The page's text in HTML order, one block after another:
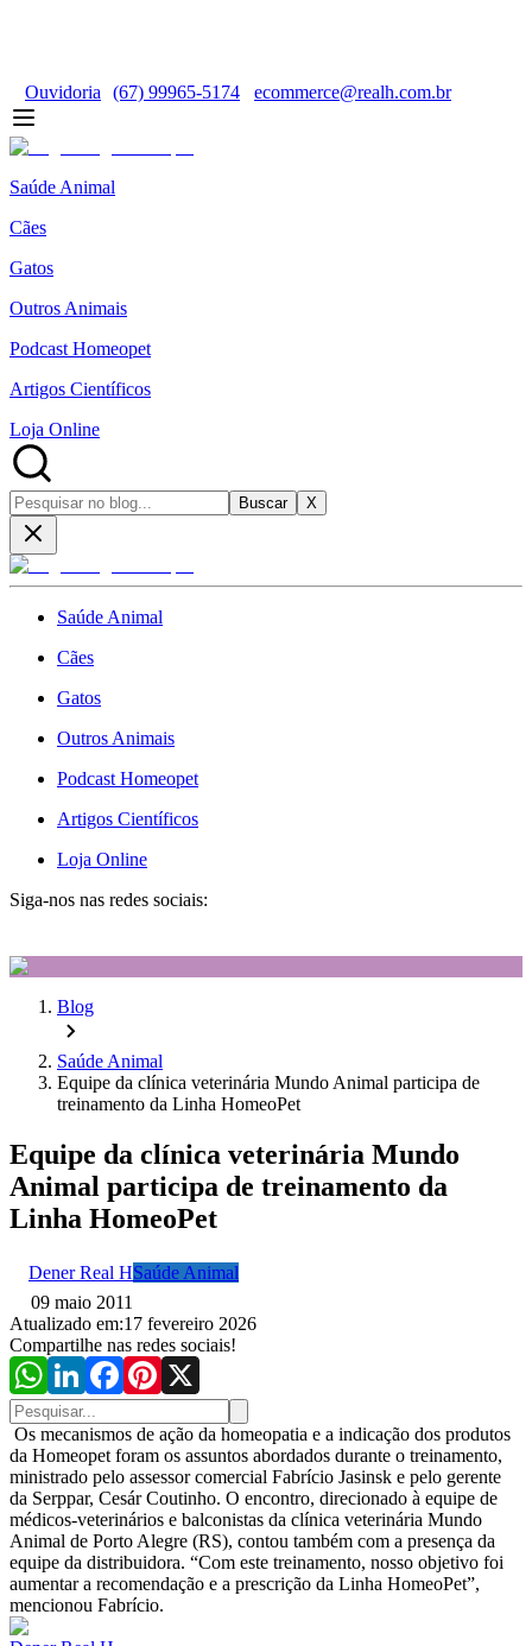
Ouvidoria (67) 99965-5174 ecommerce@realh.com.br
Saúde Animal
Cães
Gatos
Outros Animais
Podcast Homeopet
Artigos Científicos
Loja Online
Buscar X
Saúde Animal
Cães
Gatos
Outros Animais
Podcast Homeopet
Artigos Científicos
Loja Online
Siga-nos nas redes sociais:
Blog
Saúde Animal
Equipe da clínica veterinária Mundo Animal participa de
treinamento da Linha HomeoPet
Equipe da clínica veterinária Mundo
Animal participa de treinamento da
Linha HomeoPet
Dener Real HSaúde Animal
09 maio 2011
Atualizado em:17 fevereiro 2026
Compartilhe nas redes sociais!
Os mecanismos de ação da homeopatia e a indicação dos produtos
da Homeopet foram os assuntos abordados durante o treinamento,
ministrado pelo assessor comercial Fabrício Jasinsk e pelo gerente
da Serppar, Cesár Coutinho. O encontro, direcionado à equipe de
médicos-veterinários e balconistas da clínica veterinária Mundo
Animal de Porto Alegre (RS), contou também com a presença da
equipe da distribuidora. “Com este treinamento, nosso objetivo foi
aumentar a recomendação e a prescrição da Linha HomeoPet”,
mencionou Fabrício.